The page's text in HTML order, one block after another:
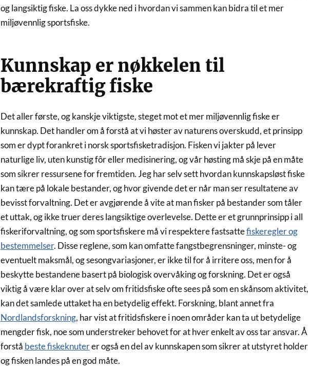
og langsiktig fiske. La oss dykke ned i hvordan vi sammen kan bidra til et mer
miljøvennlig sportsfiske.
Kunnskap er nøkkelen til
bærekraftig fiske
Det aller første, og kanskje viktigste, steget mot et mer miljøvennlig fiske er
kunnskap. Det handler om å forstå at vi høster av naturens overskudd, et prinsipp
som er dypt forankret i norsk sportsfisketradisjon. Fisken vi jakter på lever
naturlige liv, uten kunstig fôr eller medisinering, og vår høsting må skje på en måte
som sikrer ressursene for fremtiden. Jeg har selv sett hvordan kunnskapsløst fiske
kan tære på lokale bestander, og hvor givende det er når man ser resultatene av
bevisst forvaltning. Det er avgjørende å vite at man fisker på bestander som tåler
et uttak, og ikke truer deres langsiktige overlevelse. Dette er et grunnprinsipp i all
fiskeriforvaltning, og som sportsfiskere må vi respektere fastsattefiskeregler og
bestemmelser. Disse reglene, som kan omfatte fangstbegrensninger, minste- og
eventuelt maksmål, og sesongvariasjoner, er ikke til for å irritere oss, men for å
beskytte bestandene basert på biologisk overvåking og forskning. Det er også
viktig å være klar over at selv om fritidsfiske ofte sees på som en skånsom aktivitet,
kan det samlede uttaket ha en betydelig effekt. Forskning, blant annet fra
Nordlandsforskning, har vist at fritidsfiskere i noen områder kan ta ut betydelige
mengder fisk, noe som understreker behovet for at hver enkelt av oss tar ansvar. Å
forstå beste fiskeknuterer også en del av kunnskapen som sikrer at utstyret holder
og fisken landes på en god måte.